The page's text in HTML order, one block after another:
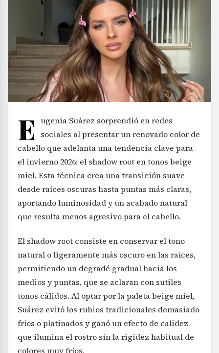
E ugenia Suárez sorprendió en redes
sociales al presentar un renovado color de
cabello que adelanta una tendencia clave para
el invierno 2026: el shadow root en tonos beige
miel. Esta técnica crea una transición suave
desde raíces oscuras hasta puntas más claras,
aportando luminosidad y un acabado natural
que resulta menos agresivo para el cabello.
El shadow root consiste en conservar el tono
natural o ligeramente más oscuro en las raíces,
permitiendo un degradé gradual hacia los
medios y puntas, que se aclaran con sutiles
tonos cálidos. Al optar por la paleta beige miel,
Suárez evitó los rubios tradicionales demasiado
fríos o platinados y ganó un efecto de calidez
que ilumina el rostro sin la rigidez habitual de
colores muy fríos.